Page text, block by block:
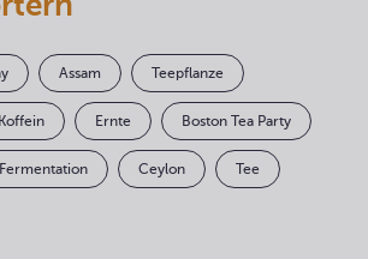
Assam Teepflanze
Koffein Ernte Boston Tea Party
Fermentation Ceylon Tee